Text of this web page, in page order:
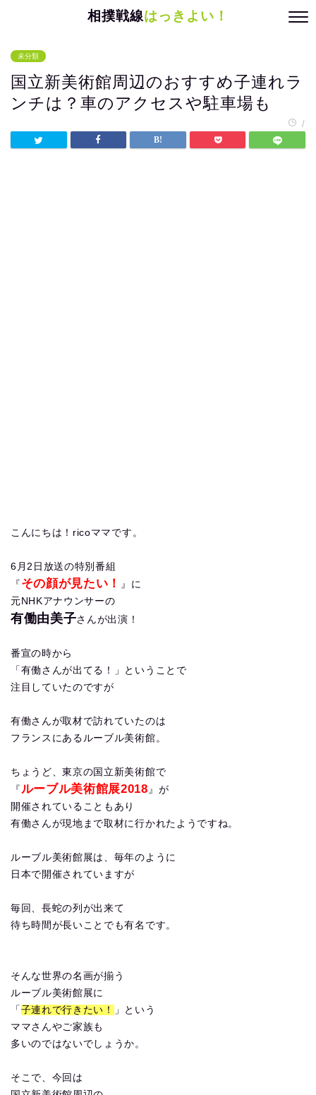
相撲戦線はっきよい！
未分類
国立新美術館周辺のおすすめ子連れラ
ンチは？車のアクセスや駐車場も
/
こんにちは！ricoママです。
6月2日放送の特別番組
『 その顔が見たい！ 』に
元NHKアナウンサーの
有働由美子さんが出演！
番宣の時から
「有働さんが出てる！」ということで
注目していたのですが
有働さんが取材で訪れていたのは
フランスにあるルーブル美術館。
ちょうど、東京の国立新美術館で
『 ルーブル美術館展2018』が
開催されていることもあり
有働さんが現地まで取材に行かれたようですね。
ルーブル美術館展は、毎年のように
日本で開催されていますが
毎回、長蛇の列が出来て
待ち時間が長いことでも有名です。
そんな世界の名画が揃う
ルーブル美術館展に
「 子連れで行きたい！
」という
ママさんやご家族も
多いのではないでしょうか。
そこで、今回は